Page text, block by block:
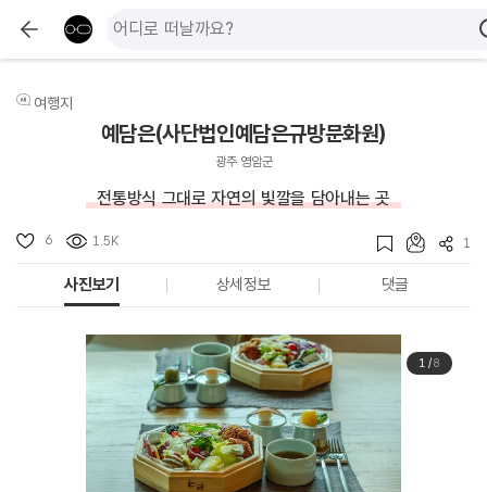
여행지
예담은(사단법인예담은규방문화원)
광주 영암군
전통방식 그대로 자연의 빛깔을 담아내는 곳
6 1.5K 1
사진보기 상세정보 댓글
1/8